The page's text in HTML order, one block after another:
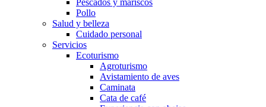
Pescados y mariscos
Pollo
Salud y belleza
Cuidado personal
Servicios
Ecoturismo
Agroturismo
Avistamiento de aves
Caminata
Cata de café